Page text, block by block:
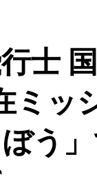
士
ミッ
う